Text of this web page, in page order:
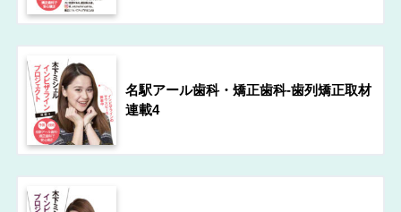
名駅アール歯科・矯正歯科-歯列矯正取材
連載4